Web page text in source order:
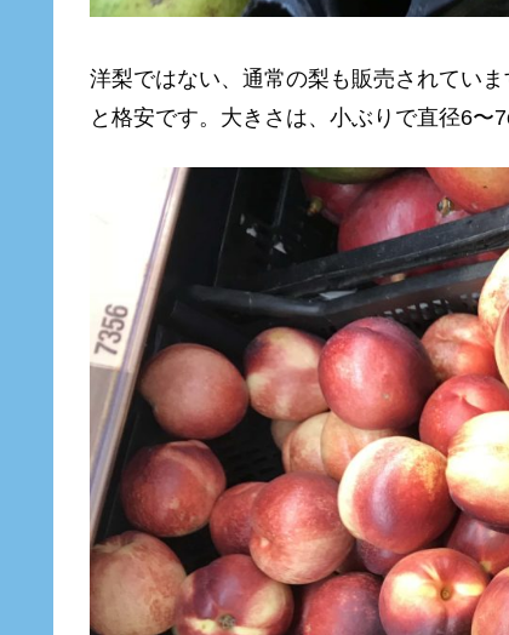
洋梨ではない、通常の梨も販売されてい
と格安です。大きさは、小ぶりで直径6〜